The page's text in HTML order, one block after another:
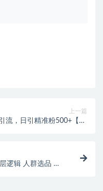
上一篇
流，日引精准粉500+【12
逻辑 人群选品 平